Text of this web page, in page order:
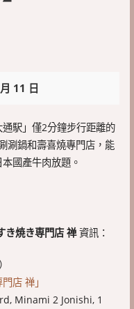
11 日
駅」僅2分鐘步行距離的
涮鍋和壽喜燒專門店，能
國產牛肉放題。
き焼き専門店 禅資訊：
店 禅」
Minami 2 Jonishi, 1